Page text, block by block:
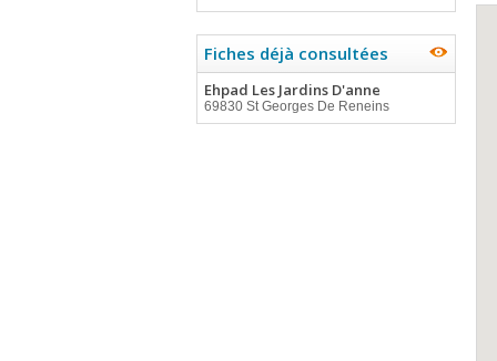
Fiches déjà consultées
Ehpad Les Jardins D'anne
69830 St Georges De Reneins